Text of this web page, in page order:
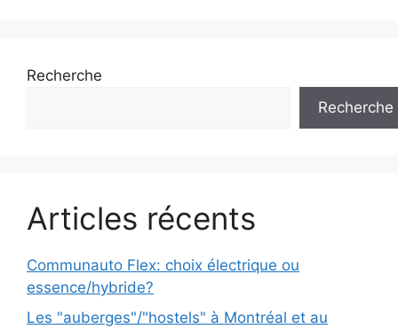
Recherche
Recherche
Articles récents
Communauto Flex: choix électrique ou
essence/hybride?
Les "auberges"/"hostels" à Montréal et au